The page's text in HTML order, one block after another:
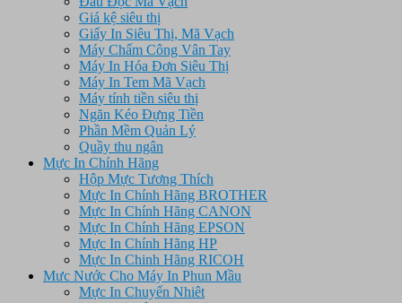
Giá kệ siêu thị
Giấy In Siêu Thị, Mã Vạch
Máy Chấm Công Vân Tay
Máy In Hóa Đơn Siêu Thị
Máy In Tem Mã Vạch
Máy tính tiền siêu thị
Ngăn Kéo Đựng Tiền
Phần Mềm Quản Lý
Quầy thu ngân
Mực In Chính Hãng
Hộp Mực Tương Thích
Mực In Chính Hãng BROTHER
Mực In Chính Hãng CANON
Mực In Chính Hãng EPSON
Mực In Chính Hãng HP
Mực In Chinh Hãng RICOH
Mưc Nước Cho Máy In Phun Mầu
Mực In Chuyển Nhiêt